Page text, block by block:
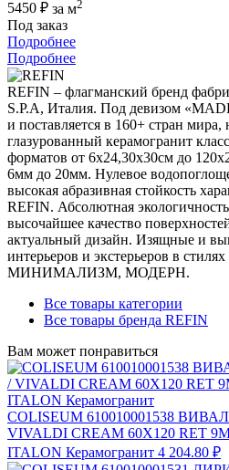
5450 ₽ за м2
Под заказ
Подробнее
Подробнее
REFIN – флагманский бренд
S.P.A, Италия. Под девизом
и поставляется в 160+ стран мира,
глазурованный керамогранит
форматов от 6х24,30х30см до
6мм до 20мм. Нулевое
высокая абразивная стойкость
REFIN. Абсолютная
высочайшее качество
актуальный дизайн. Изящные и
интерьеров и экстерьеров в
МИНИМАЛИЗМ, МОДЕРН.
Все товары категории
Все товары бренда REFIN
Вам может понравиться
COLISEUM 610010001538
VIVALDI CREAM 60X120 RET
ITALON Керамогранит 4 204.80 ₽